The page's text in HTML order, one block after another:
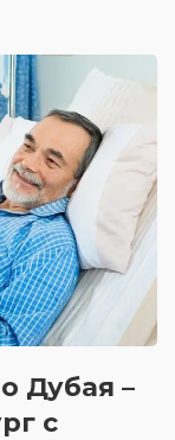
Дубая –
с